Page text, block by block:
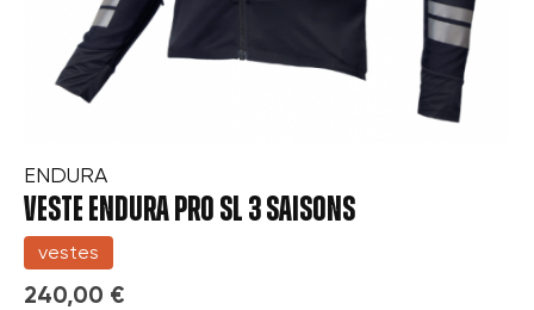
ENDURA
VESTE ENDURA PRO SL 3 SAISONS
vestes
240,00 €